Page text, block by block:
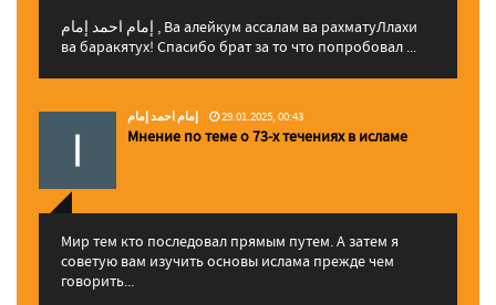
إمام احمد إمام , Ва алейкум ассалам ва рахматуЛлахи
ва баракятух! Спасибо брат за то что попробовал ...
إمام احمد إمام 29.01.2025, 00:43
Мнение по теме о 73-х течениях в исламе
Мир тем кто последовал прямым путем. А затем я
советую вам изучить основы ислама прежде чем
говорить...